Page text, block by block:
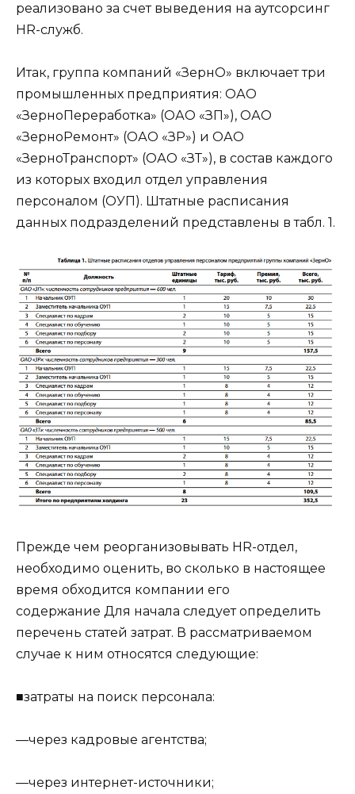
реализовано за счет выведения на аутсорсинг
HR-служб.
Итак, группа компаний «ЗернО» включает три
промышленных предприятия: ОАО
«ЗерноПереработка» (ОАО «ЗП»), ОАО
«ЗерноРемонт» (ОАО «ЗР») и ОАО
«ЗерноТранспорт» (ОАО «ЗТ»), в состав каждого
из которых входил отдел управления
персоналом (ОУП). Штатные расписания
данных подразделений представлены в табл. 1.
Прежде чем реорганизовывать HR-отдел,
необходимо оценить, во сколько в настоящее
время обходится компании его
содержание Для начала следует определить
перечень статей затрат. В рассматриваемом
случае к ним относятся следующие:
■затраты на поиск персонала:
—через кадровые агентства;
—через интернет-источники;